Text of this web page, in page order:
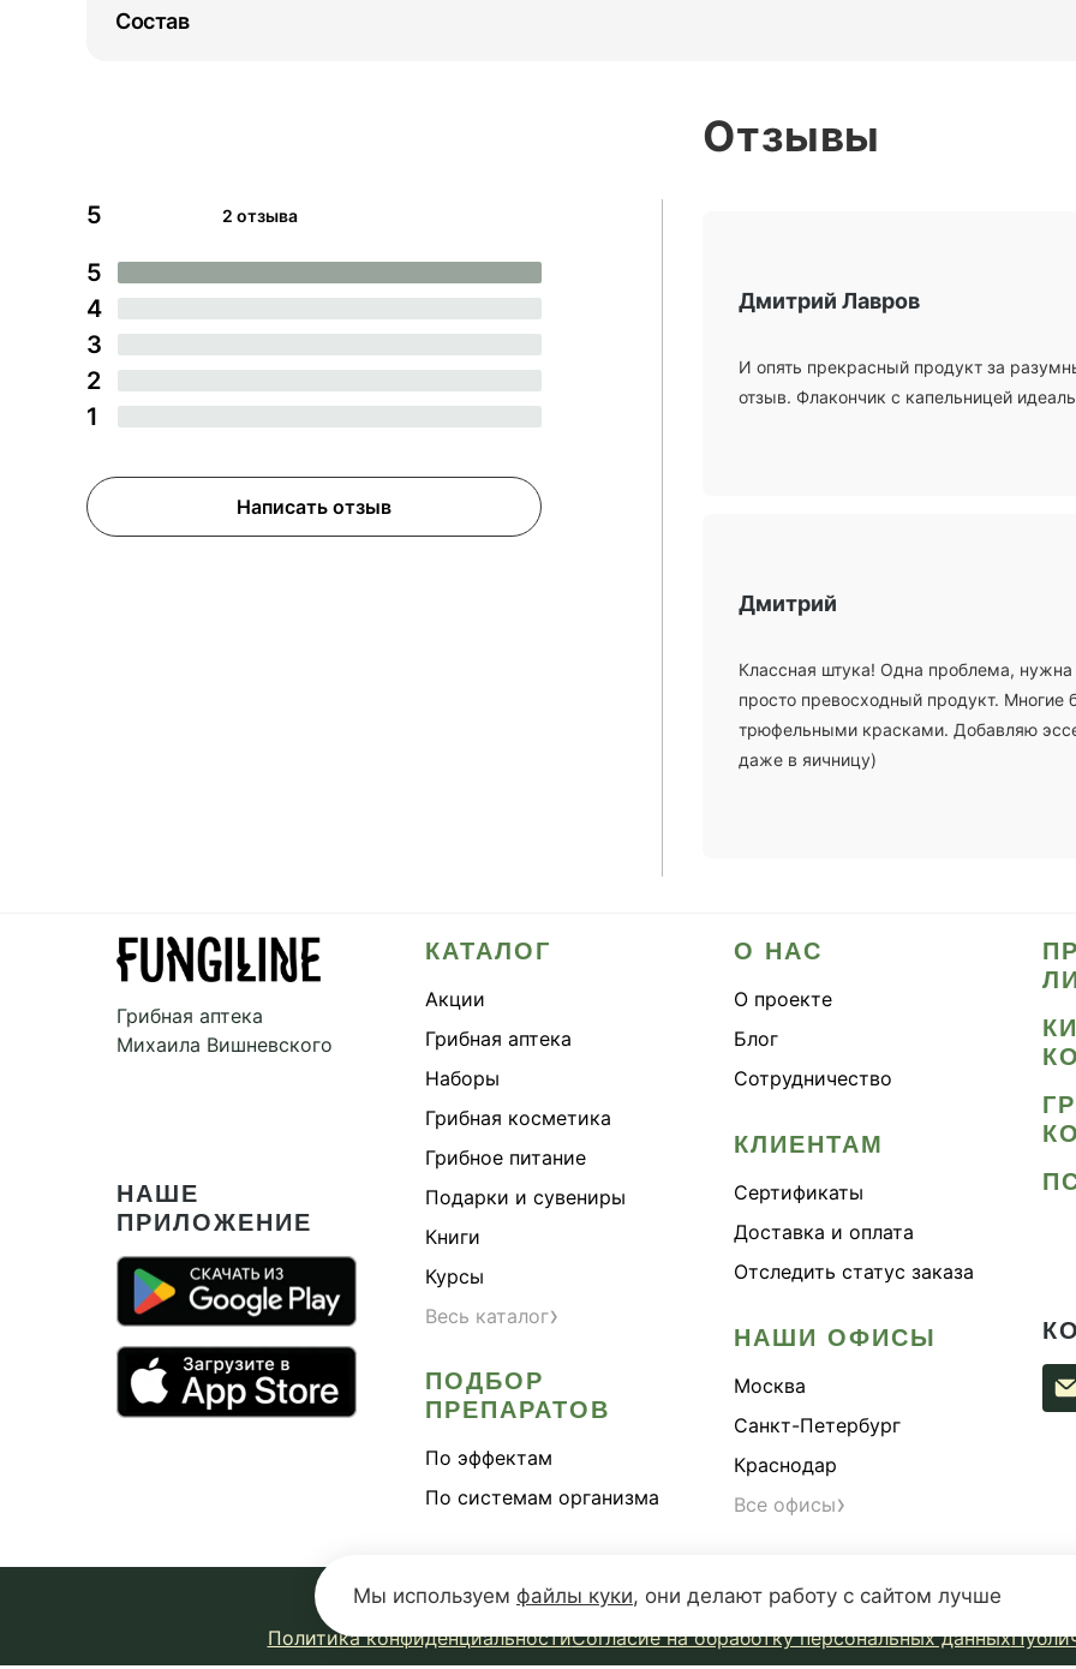
Состав
5 2 отзыва
5
4
3
2
1
Написать отзыв
Отзывы
Дмитрий Лавров
И опять прекрасный продукт за
отзыв. Флакончик с капельницей
Дмитрий
Классная штука! Одна проблема, нужна
просто превосходный продукт. Многие
трюфельными красками. Добавляю
даже в яичницу)
Грибная аптека
Михаила Вишневского
НАШЕ
ПРИЛОЖЕНИЕ
КАТАЛОГ
Акции
Грибная аптека
Наборы
Грибная косметика
Грибное питание
Подарки и сувениры
Книги
Курсы
Весь каталог›
ПОДБОР
ПРЕПАРАТОВ
По эффектам
По системам организма
О НАС
О проекте
Блог
Сотрудничество
КЛИЕНТАМ
Сертификаты
Доставка и оплата
Отследить статус заказа
НАШИ ОФИСЫ
Москва
Санкт-Петербург
Краснодар
Все офисы›
Политика конфиденциальностиСогласие на обработку персональных данных
Мы используем файлы куки, они делают работу с сайтом лучше